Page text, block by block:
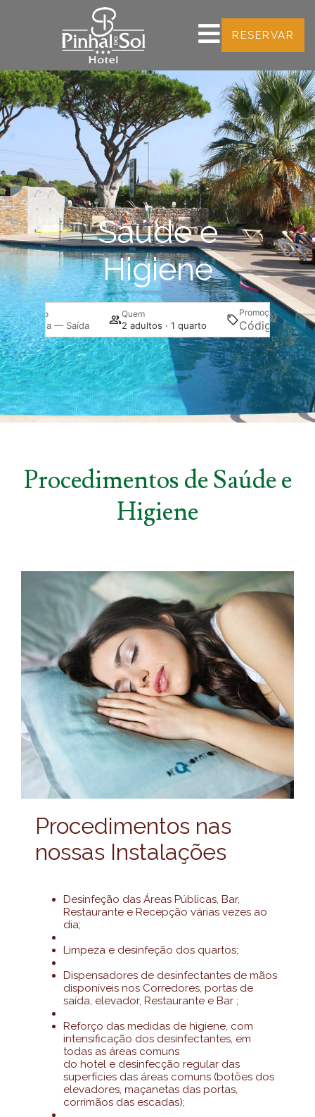
RESERVAR
Saúde e
Higiene
Quando
Entrada — Saída
Quem
2 adultos · 1 quarto
Promoção
Procedimentos de Saúde e
Higiene
Procedimentos nas
nossas Instalações
Desinfeção das Áreas Públicas, Bar,
Restaurante e Recepção várias vezes ao
dia;
Limpeza e desinfeção dos quartos;
Dispensadores de desinfectantes de mãos
disponíveis nos Corredores, portas de
saída, elevador, Restaurante e Bar ;
Reforço das medidas de higiene, com
intensificação dos desinfectantes, em
todas as áreas comuns
do hotel e desinfecção regular das
superfícies das áreas comuns (botões dos
elevadores, maçanetas das portas,
corrimãos das escadas);